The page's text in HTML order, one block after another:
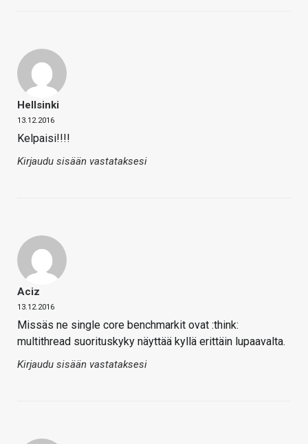
Hellsinki
13.12.2016
Kelpaisi!!!!
Kirjaudu sisään vastataksesi
Aciz
13.12.2016
Missäs ne single core benchmarkit ovat :think:
multithread suorituskyky näyttää kyllä erittäin lupaavalta.
Kirjaudu sisään vastataksesi